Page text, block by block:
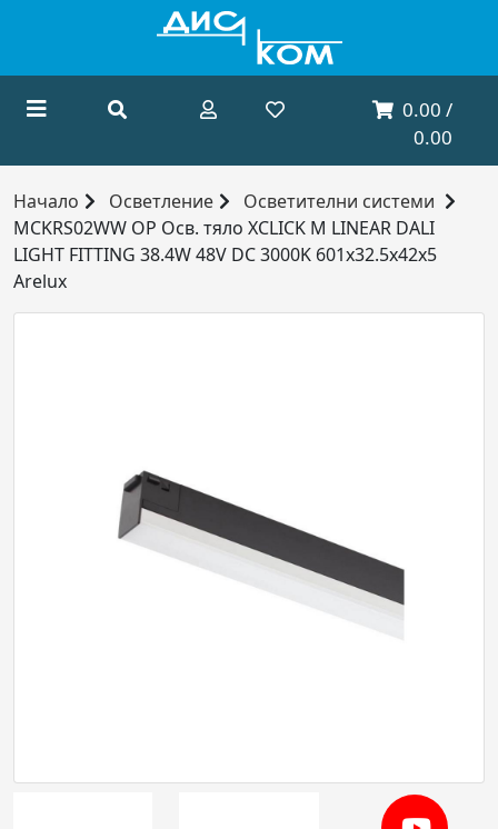
0.00 /
0.00
Начало Осветление
Осветителни системи
MCKRS02WW OP Осв. тяло XCLICK M LINEAR DALI
LIGHT FITTING 38.4W 48V DC 3000K 601x32.5x42x5
Arelux